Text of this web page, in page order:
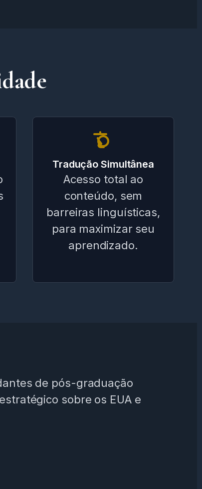
Tradução Simultânea
Acesso total ao
conteúdo, sem
barreiras linguísticas,
para maximizar seu
aprendizado.
de pós-graduação
sobre os EUA e